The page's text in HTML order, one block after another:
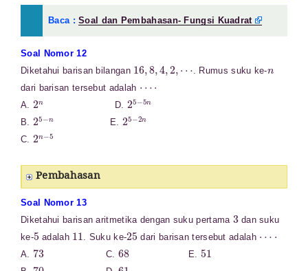
Baca :Soal dan Pembahasan- Fungsi Kuadrat
Soal Nomor 12
Diketahui barisan bilangan
16 8 4 2,
. Rumus suku ke-
dari barisan tersebut adalah
A.
2n
D.
25 −5
B.
25 −n
E.
25 −2
C.
2n −5
Pembahasan
Soal Nomor 13
Diketahui barisan aritmetika dengan suku pertama
3
dan suku
ke-
5
adalah
11
. Suku ke-
25
dari barisan tersebut adalah
A.
73
C.
68
E.
51
70 61